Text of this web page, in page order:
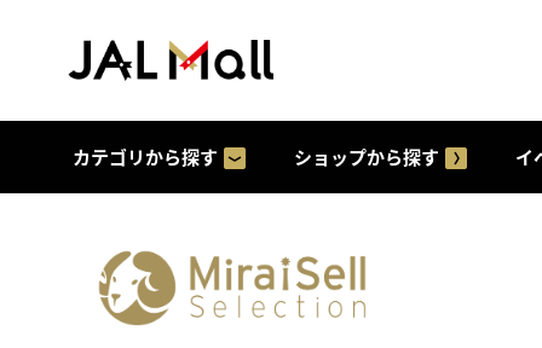
カテゴリから探す ショップから探す イ